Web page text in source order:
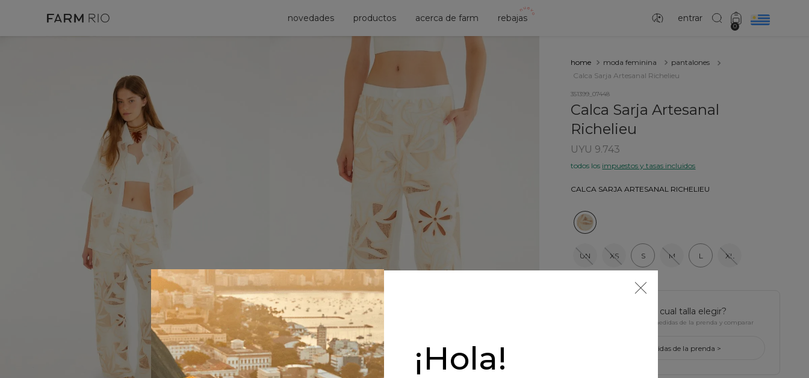
novedades productos acerca de farm rebajas entrar
0
¡Hola!
moda feminina
pantalones
Calca Sarja Artesanal Richelieu
351399_07448
Calca Sarja Artesanal
Richelieu
UYU 9.743
todos los impuestos y tasas incluidos
CALCA SARJA ARTESANAL RICHELIEU
XS S M L XL
UN
¿tienes dudas de cual talla elegir?
Haz click para ver Las medidas de la prenda y comparar
ver medidas de la prenda >